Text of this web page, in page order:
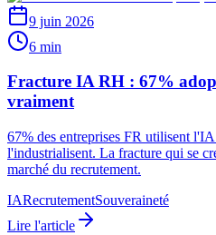
9 juin 2026
6 min
Fracture IA RH : 67%
vraiment
67% des entreprises FR utilisent
l'industrialisent. La fracture qui se
marché du recrutement.
IARecrutementSouveraineté
Lire l'article